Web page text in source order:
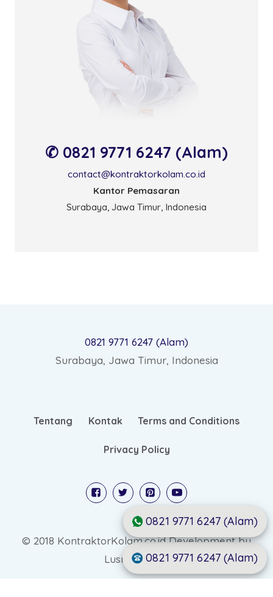
✆ 0821 9771 6247 (Alam)
contact@kontraktorkolam.co.id
Kantor Pemasaran
Surabaya, Jawa Timur, Indonesia
0821 9771 6247 (Alam)
Surabaya, Jawa Timur, Indonesia
0821 9771 6247 (Alam)
0821 9771 6247 (Alam)
Tentang Kontak Terms and Conditions
Privacy Policy
© 2018 KontraktorKolam.co.id Development by
Lusmo Digital